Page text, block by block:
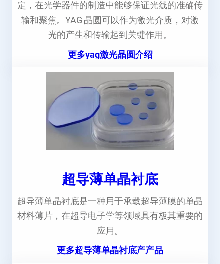
定，在光学器件的制造中能够保证光线的准确传
输和聚焦。YAG 晶圆可以作为激光介质，对激
光的产生和传输起到关键作用。
更多yag激光晶圆介绍
超导薄单晶衬底
超导薄单晶衬底是一种用于承载超导薄膜的单晶
材料薄片，在超导电子学等领域具有极其重要的
应用。
更多超导薄单晶衬底产产品